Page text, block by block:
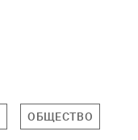
ОБЩЕСТВО